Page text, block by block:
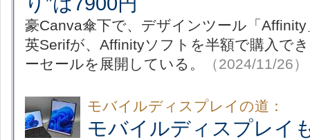
豪Canva傘下で、デザインツール「
英Serifが、Affinityソフトを半額で購入で
ーセールを展開している。
（2024/11/26）
モバイルディスプレイの道：
モバイルディスプレイ